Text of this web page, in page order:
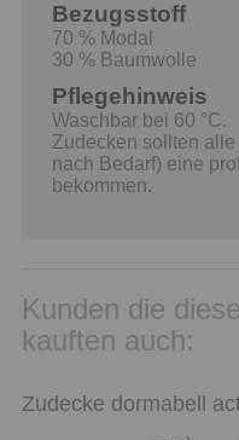
Bezugsstoff
70 % Modal
30 % Baumwolle
Pflegehinweis
Waschbar bei 60 °C.
Zudecken sollten
nach Bedarf) eine
bekommen.
Kunden die
kauften auch:
Zudecke dormabell